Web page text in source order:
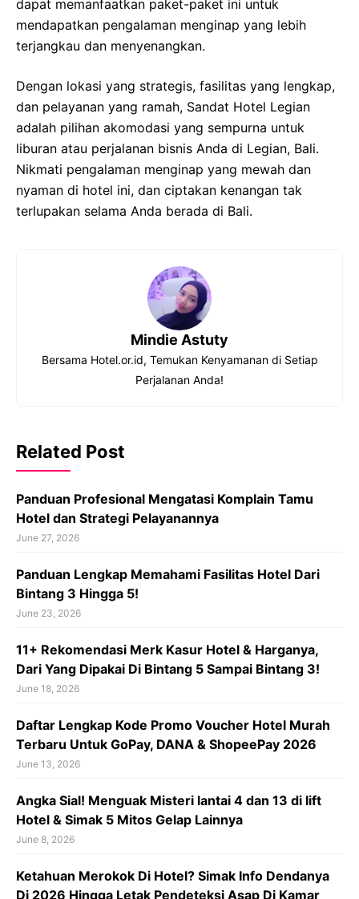
dapat memanfaatkan paket-paket ini untuk
mendapatkan pengalaman menginap yang lebih
terjangkau dan menyenangkan.
Dengan lokasi yang strategis, fasilitas yang lengkap,
dan pelayanan yang ramah, Sandat Hotel Legian
adalah pilihan akomodasi yang sempurna untuk
liburan atau perjalanan bisnis Anda di Legian, Bali.
Nikmati pengalaman menginap yang mewah dan
nyaman di hotel ini, dan ciptakan kenangan tak
terlupakan selama Anda berada di Bali.
Mindie Astuty
Bersama Hotel.or.id, Temukan Kenyamanan di Setiap
Perjalanan Anda!
Related Post
Panduan Profesional Mengatasi Komplain Tamu
Hotel dan Strategi Pelayanannya
June 27, 2026
Panduan Lengkap Memahami Fasilitas Hotel Dari
Bintang 3 Hingga 5!
June 23, 2026
11+ Rekomendasi Merk Kasur Hotel & Harganya,
Dari Yang Dipakai Di Bintang 5 Sampai Bintang 3!
June 18, 2026
Daftar Lengkap Kode Promo Voucher Hotel Murah
Terbaru Untuk GoPay, DANA & ShopeePay 2026
June 13, 2026
Angka Sial! Menguak Misteri lantai 4 dan 13 di lift
Hotel & Simak 5 Mitos Gelap Lainnya
June 8, 2026
Ketahuan Merokok Di Hotel? Simak Info Dendanya
Di 2026 Hingga Letak Pendeteksi Asap Di Kamar